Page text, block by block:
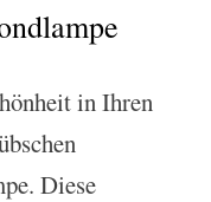
in Ihren
Diese